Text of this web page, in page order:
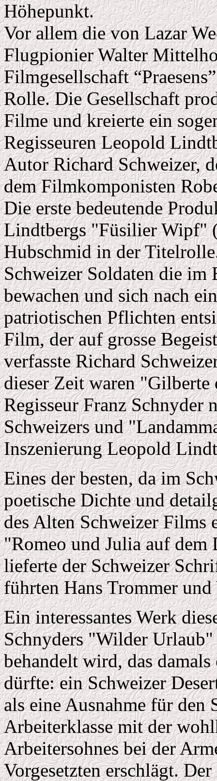
Höhepunkt.
Vor allem die von Lazar
Flugpionier Walter
Filmgesellschaft
Rolle. Die Gesellschaft
Filme und kreierte ein
Regisseuren Leopold
Autor Richard Schweizer,
dem Filmkomponisten
Die erste bedeutende
Lindtbergs "Füsilier Wipf"
Hubschmid in der
Schweizer Soldaten die im
bewachen und sich nach
patriotischen Pflichten
Film, der auf grosse
verfasste Richard
dieser Zeit waren
Regisseur Franz Schnyder
Schweizers und
Inszenierung Leopold
Eines der besten, da im
poetische Dichte und
des Alten Schweizer Films
"Romeo und Julia auf
lieferte der Schweizer
führten Hans Trommer
Ein interessantes Werk
Schnyders "Wilder
behandelt wird, das
dürfte: ein Schweizer
als eine Ausnahme für
Arbeiterklasse mit der
Arbeitersohnes bei der
Vorgesetzten erschlägt.